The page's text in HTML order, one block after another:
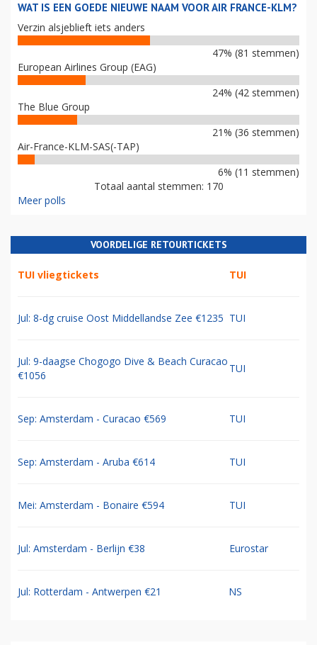
WAT IS EEN GOEDE NIEUWE NAAM VOOR AIR FRANCE-KLM?
Verzin alsjeblieft iets anders
47% (81 stemmen)
European Airlines Group (EAG)
24% (42 stemmen)
The Blue Group
21% (36 stemmen)
Air-France-KLM-SAS(-TAP)
6% (11 stemmen)
Totaal aantal stemmen: 170
Meer polls
VOORDELIGE RETOURTICKETS
TUI vliegtickets TUI
Jul: 8-dg cruise Oost Middellandse Zee €1235 TUI
Jul: 9-daagse Chogogo Dive & Beach Curacao
€1056
TUI
Sep: Amsterdam - Curacao €569 TUI
Sep: Amsterdam - Aruba €614 TUI
Mei: Amsterdam - Bonaire €594 TUI
Jul: Amsterdam - Berlijn €38 Eurostar
Jul: Rotterdam - Antwerpen €21 NS